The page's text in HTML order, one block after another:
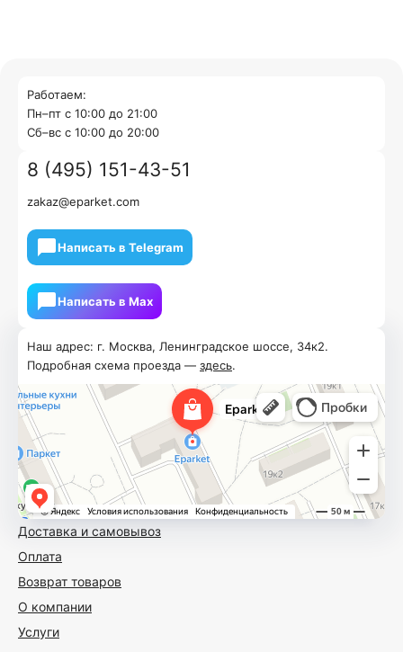
Доставка и самовывоз
Оплата
Возврат товаров
О компании
Услуги
Наш адрес: г. Москва, Ленинградское шоссе, 34к2.
Подробная схема проезда — здесь.
Работаем:
Пн–пт с 10:00 до 21:00
Cб–вс с 10:00 до 20:00
8 (495) 151-43-51
zakaz@eparket.com
Написать в Telegram
Написать в Мах